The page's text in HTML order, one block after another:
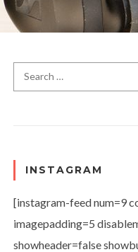
Search for:
INSTAGRAM
[instagram-feed num=9
imagepadding=5
showheader=false